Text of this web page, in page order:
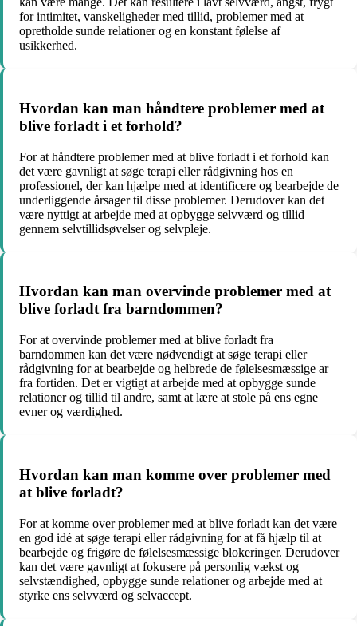
for intimitet, vanskeligheder med tillid, problemer med at
opretholde sunde relationer og en konstant følelse af
usikkerhed.
Hvordan kan man håndtere problemer med at
blive forladt i et forhold?
For at håndtere problemer med at blive forladt i et forhold kan
det være gavnligt at søge terapi eller rådgivning hos en
professionel, der kan hjælpe med at identificere og bearbejde de
underliggende årsager til disse problemer. Derudover kan det
være nyttigt at arbejde med at opbygge selvværd og tillid
gennem selvtillidsøvelser og selvpleje.
Hvordan kan man overvinde problemer med at
blive forladt fra barndommen?
For at overvinde problemer med at blive forladt fra
barndommen kan det være nødvendigt at søge terapi eller
rådgivning for at bearbejde og helbrede de følelsesmæssige ar
fra fortiden. Det er vigtigt at arbejde med at opbygge sunde
relationer og tillid til andre, samt at lære at stole på ens egne
evner og værdighed.
Hvordan kan man komme over problemer med
at blive forladt?
For at komme over problemer med at blive forladt kan det være
en god idé at søge terapi eller rådgivning for at få hjælp til at
bearbejde og frigøre de følelsesmæssige blokeringer. Derudover
kan det være gavnligt at fokusere på personlig vækst og
selvstændighed, opbygge sunde relationer og arbejde med at
styrke ens selvværd og selvaccept.